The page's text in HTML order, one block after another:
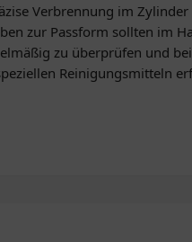
Verbrennung im
zur Passform sollten im
zu überprüfen und
Reinigungsmitteln